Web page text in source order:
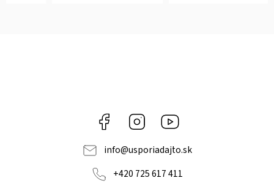
Facebook Instagram
info@usporiadajto.sk
+420 725 617 411